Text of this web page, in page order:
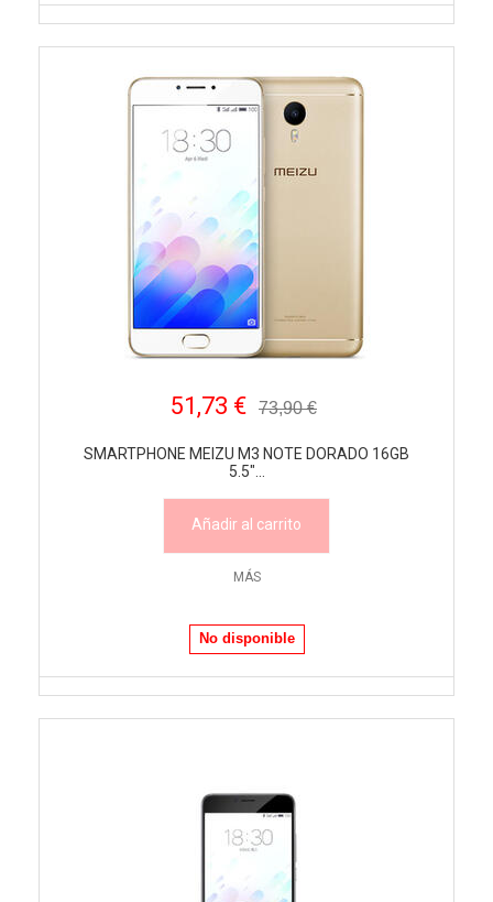
51,73 € 73,90 €
SMARTPHONE MEIZU M3 NOTE DORADO 16GB
5.5"...
Añadir al carrito
MÁS
No disponible